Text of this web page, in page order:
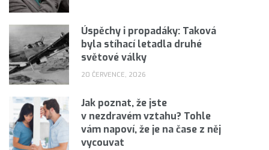
Úspěchy i propadáky: Taková
byla stíhací letadla druhé
světové války
20 ČERVENCE, 2026
Jak poznat, že jste
v nezdravém vztahu? Tohle
vám napoví, že je na čase z něj
vycouvat